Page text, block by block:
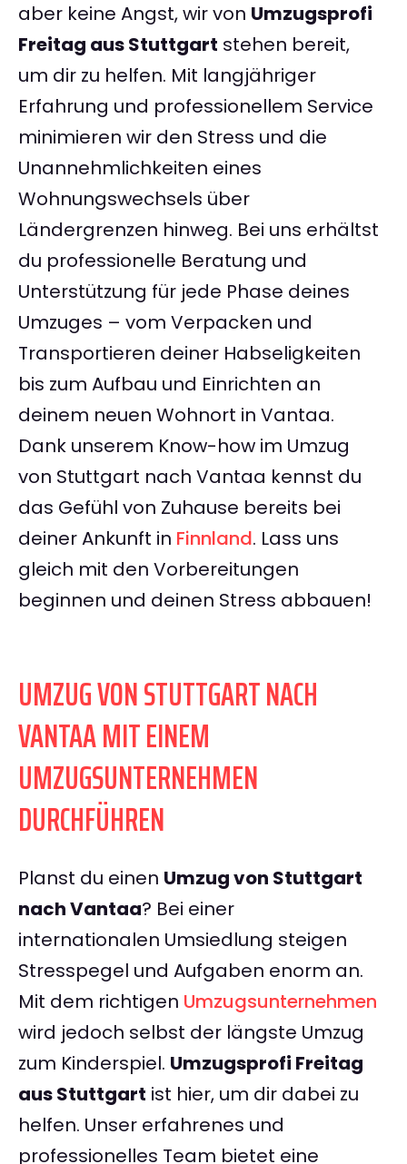
aber keine Angst, wir von Umzugsprofi
Freitag aus Stuttgart stehen bereit,
um dir zu helfen. Mit langjähriger
Erfahrung und professionellem Service
minimieren wir den Stress und die
Unannehmlichkeiten eines
Wohnungswechsels über
Ländergrenzen hinweg. Bei uns erhältst
du professionelle Beratung und
Unterstützung für jede Phase deines
Umzuges – vom Verpacken und
Transportieren deiner Habseligkeiten
bis zum Aufbau und Einrichten an
deinem neuen Wohnort in Vantaa.
Dank unserem Know-how im Umzug
von Stuttgart nach Vantaa kennst du
das Gefühl von Zuhause bereits bei
deiner Ankunft in Finnland. Lass uns
gleich mit den Vorbereitungen
beginnen und deinen Stress abbauen!
UMZUG VON STUTTGART NACH
VANTAA MIT EINEM
UMZUGSUNTERNEHMEN
DURCHFÜHREN
Planst du einen Umzug von Stuttgart
nach Vantaa? Bei einer
internationalen Umsiedlung steigen
Stresspegel und Aufgaben enorm an.
Mit dem richtigen Umzugsunternehmen
wird jedoch selbst der längste Umzug
zum Kinderspiel. Umzugsprofi Freitag
aus Stuttgart ist hier, um dir dabei zu
helfen. Unser erfahrenes und
professionelles Team bietet eine